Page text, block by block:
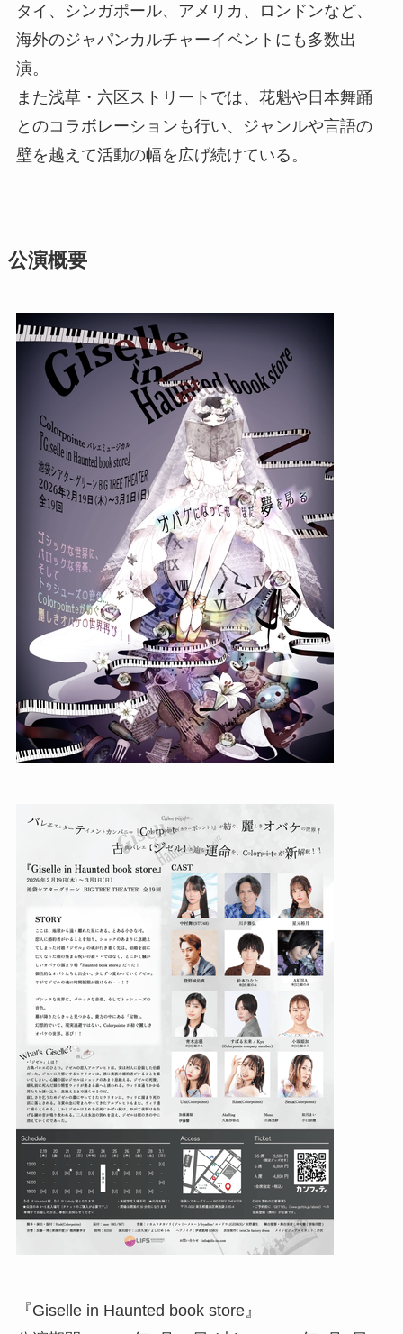
タイ、シンガポール、アメリカ、ロンドンなど、
海外のジャパンカルチャーイベントにも多数出
演。
また浅草・六区ストリートでは、花魁や日本舞踊
とのコラボレーションも行い、ジャンルや言語の
壁を越えて活動の幅を広げ続けている。
公演概要
『Giselle in Haunted book store』